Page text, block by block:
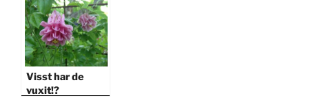
Visst har de
vuxit!?